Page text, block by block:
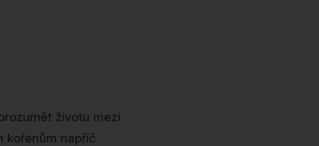
životu mezi
kořenům napříč